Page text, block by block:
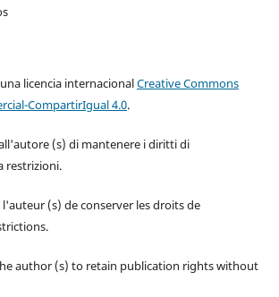
licencia internacionalCreative Commons
CompartirIgual 4.0.
(s) di mantenere i diritti di
restrizioni.
(s) de conserver les droits de
author (s) to retain publication rights without